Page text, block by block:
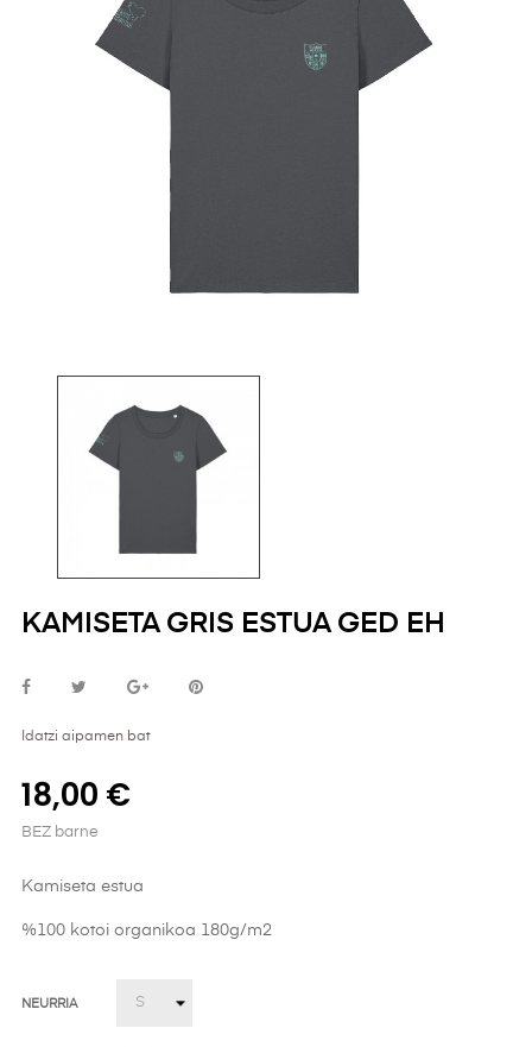
KAMISETA GRIS ESTUA GED EH
Idatzi aipamen bat
18,00 €
BEZ barne
Kamiseta estua
%100 kotoi organikoa 180g/m2
NEURRIA